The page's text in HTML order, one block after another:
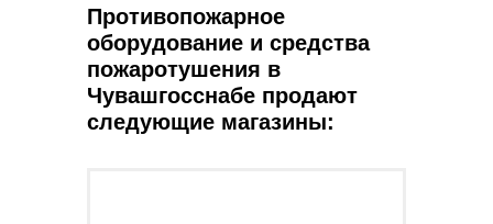
Противопожарное
оборудование и средства
пожаротушения в
Чувашгосснабе продают
следующие магазины: